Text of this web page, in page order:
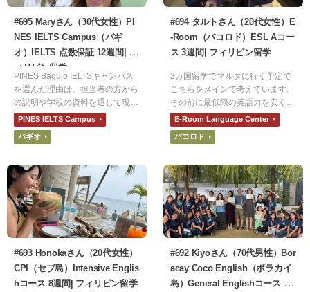
#695 Maryさん（30代女性）PI
NES IELTS Campus（バギ
オ）IELTS 点数保証 12週間| フ
ィリピン留学
PINES Baguio IELTSキャンパス
を選んだ理由は、担当者の方から
の説明や学校の資料を通して現地
講師の方々のレベルや学校内の雰
囲気です。IELTSの目標スコアを
達成するために、先生方や生徒さ
です。
PINES IELTS Campus
バギオ
#694 タルトさん（20代女性）E
-Room（バコロド）ESL Aコー
ス 3週間| フィリピン留学
2カ国留学でマルタに行く予定で
こちらをメインで考えています。
その前に最低限の英語力を安く身
につけたかったのでフィリピンに
しました。その中でもE-Roomに
決めた理由は、安さです。他の学
めました。
E-Room Language Center
バコロド
#693 Honokaさん（20代女性）
CPI（セブ島）Intensive Englis
hコース 8週間| フィリピン留学
#692 Kiyoさん（70代男性）Bor
acay Coco English（ボラカイ
島）General Englishコース 2